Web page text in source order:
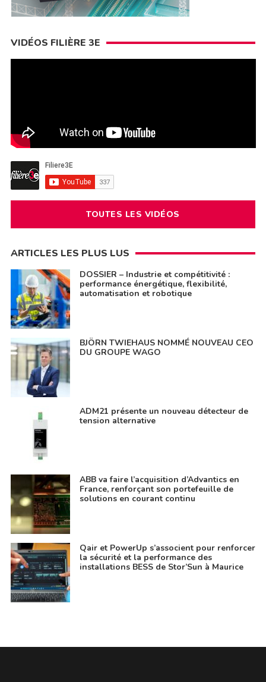
VIDÉOS FILIÈRE 3E
TOUTES LES VIDÉOS
ARTICLES LES PLUS LUS
DOSSIER – Industrie et compétitivité :
performance énergétique, flexibilité,
automatisation et robotique
BJÖRN TWIEHAUS NOMMÉ NOUVEAU CEO
DU GROUPE WAGO
ADM21 présente un nouveau détecteur de
tension alternative
ABB va faire l’acquisition d’Advantics en
France, renforçant son portefeuille de
solutions en courant continu
Qair et PowerUp s’associent pour renforcer
la sécurité et la performance des
installations BESS de Stor’Sun à Maurice